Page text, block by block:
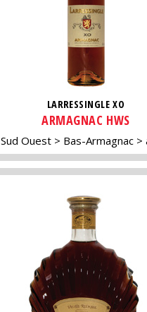
LARRESSINGLE XO
ARMAGNAC HWS
Sud Ouest Bas-Armagnac